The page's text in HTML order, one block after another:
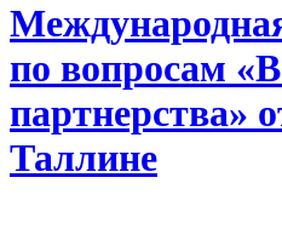
по вопросам
партнерства»
Таллине